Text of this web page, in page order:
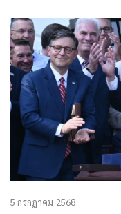
5 กรกฎาคม 2568